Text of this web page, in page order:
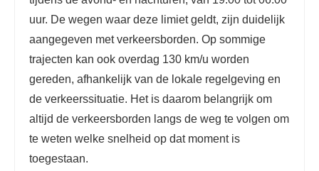
uur. De wegen waar deze limiet geldt, zijn duidelijk
aangegeven met verkeersborden. Op sommige
trajecten kan ook overdag 130 km/u worden
gereden, afhankelijk van de lokale regelgeving en
de verkeerssituatie. Het is daarom belangrijk om
altijd de verkeersborden langs de weg te volgen om
te weten welke snelheid op dat moment is
toegestaan.